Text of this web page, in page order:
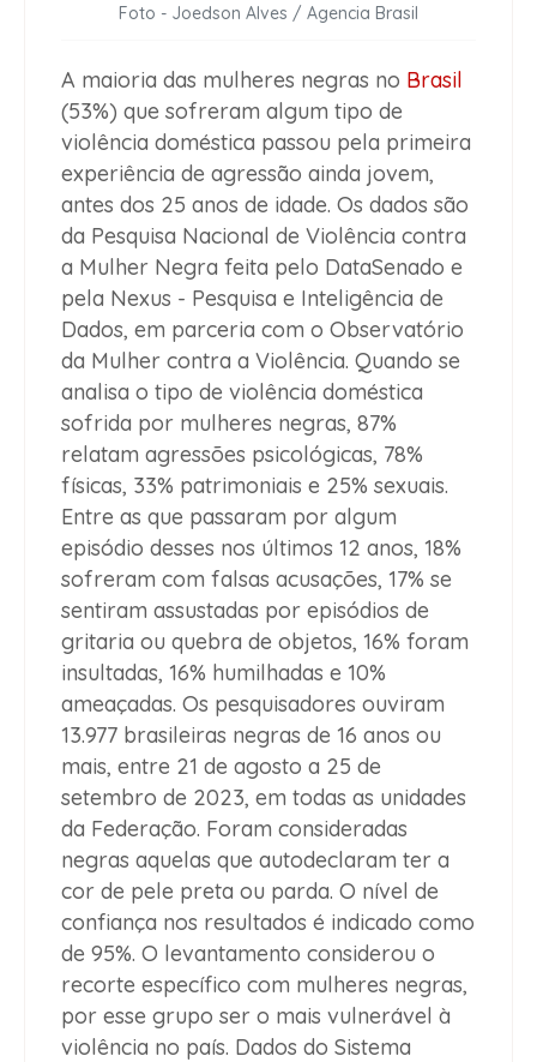
Foto - Joedson Alves / Agencia Brasil
A maioria das mulheres negras no Brasil
(53%) que sofreram algum tipo de
violência doméstica passou pela primeira
experiência de agressão ainda jovem,
antes dos 25 anos de idade. Os dados são
da Pesquisa Nacional de Violência contra
a Mulher Negra feita pelo DataSenado e
pela Nexus - Pesquisa e Inteligência de
Dados, em parceria com o Observatório
da Mulher contra a Violência. Quando se
analisa o tipo de violência doméstica
sofrida por mulheres negras, 87%
relatam agressões psicológicas, 78%
físicas, 33% patrimoniais e 25% sexuais.
Entre as que passaram por algum
episódio desses nos últimos 12 anos, 18%
sofreram com falsas acusações, 17% se
sentiram assustadas por episódios de
gritaria ou quebra de objetos, 16% foram
insultadas, 16% humilhadas e 10%
ameaçadas. Os pesquisadores ouviram
13.977 brasileiras negras de 16 anos ou
mais, entre 21 de agosto a 25 de
setembro de 2023, em todas as unidades
da Federação. Foram consideradas
negras aquelas que autodeclaram ter a
cor de pele preta ou parda. O nível de
confiança nos resultados é indicado como
de 95%. O levantamento considerou o
recorte específico com mulheres negras,
por esse grupo ser o mais vulnerável à
violência no país. Dados do Sistema